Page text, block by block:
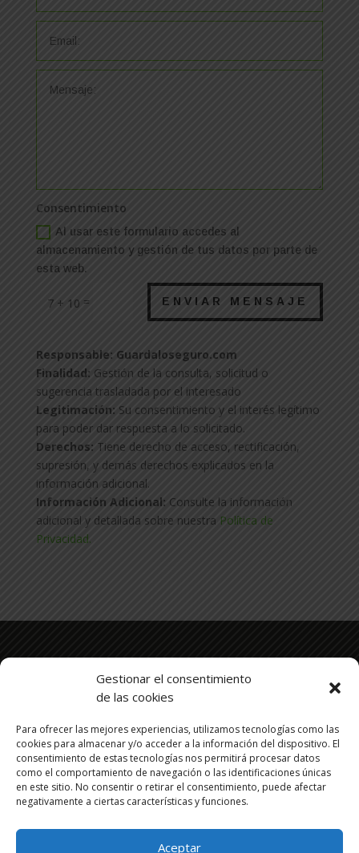
Gestionar el consentimiento
de las cookies
Para ofrecer las mejores experiencias, utilizamos tecnologías como las
cookies para almacenar y/o acceder a la información del dispositivo. El
consentimiento de estas tecnologías nos permitirá procesar datos
como el comportamiento de navegación o las identificaciones únicas
en este sitio. No consentir o retirar el consentimiento, puede afectar
negativamente a ciertas características y funciones.
Aceptar
Consentimiento
Al usar este formulario accedes al
almacenamiento y gestión de tus datos por parte de
esta web.
7 + 10 = ENVIAR MENSAJE
Responsable: Guardaloseguro.com
Finalidad: Gestión de la consulta, solicitud o
sugerencia trasladada por el interesado
Legitimación: Su consentimiento y el interés legítimo
para poder dar respuesta a lo solicitado.
Derechos: Tiene derecho de acceso, rectificación,
supresión, y demás derechos explicados en la
información adicional.
Información Adicional: Consulte la información
adicional y detallada sobre nuestra Política de
Privacidad.
Este es el lugar idóneo donde encontrarás el espacio que
necesitas. Con una localización estratégica en el kilómetro
17 de la A2 a tan solo 10 minutos de la capital y 5 del
aeropuerto.
Inicio
Acerca
Precios y tarifas
Ventajas y facilidades
Politica de Privacidad